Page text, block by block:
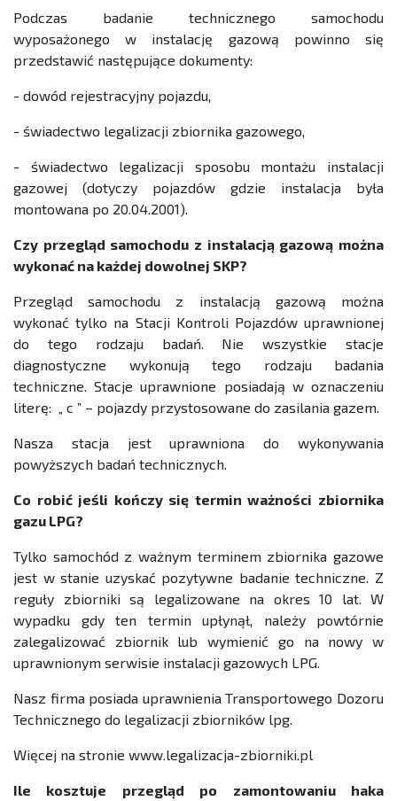
Podczas badanie technicznego samochodu
wyposażonego w instalację gazową powinno się
przedstawić następujące dokumenty:
- dowód rejestracyjny pojazdu,
- świadectwo legalizacji zbiornika gazowego,
- świadectwo legalizacji sposobu montażu instalacji
gazowej (dotyczy pojazdów gdzie instalacja była
montowana po 20.04.2001).
Czy przegląd samochodu z instalacją gazową można
wykonać na każdej dowolnej SKP?
Przegląd samochodu z instalacją gazową można
wykonać tylko na Stacji Kontroli Pojazdów uprawnionej
do tego rodzaju badań. Nie wszystkie stacje
diagnostyczne wykonują tego rodzaju badania
techniczne. Stacje uprawnione posiadają w oznaczeniu
literę: „ c ” – pojazdy przystosowane do zasilania gazem.
Nasza stacja jest uprawniona do wykonywania
powyższych badań technicznych.
Co robić jeśli kończy się termin ważności zbiornika
gazu LPG?
Tylko samochód z ważnym terminem zbiornika gazowe
jest w stanie uzyskać pozytywne badanie techniczne. Z
reguły zbiorniki są legalizowane na okres 10 lat. W
wypadku gdy ten termin upłynął, należy powtórnie
zalegalizować zbiornik lub wymienić go na nowy w
uprawnionym serwisie instalacji gazowych LPG.
Nasz firma posiada uprawnienia Transportowego Dozoru
Technicznego do legalizacji zbiorników lpg.
Więcej na stronie www.legalizacja-zbiorniki.pl
Ile kosztuje przegląd po zamontowaniu haka